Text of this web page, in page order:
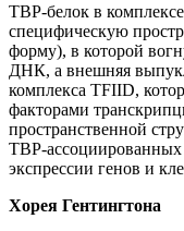
ТВР-белок в
специфическую
форму), в которой
ДНК, а внешняя
комплекса TFIID,
факторами
пространственной
ТВР-ассоциированных
экспрессии генов и
Хорея Гентингтона